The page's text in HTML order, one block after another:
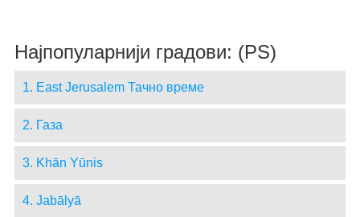
Најпопуларнији градови: (PS)
1. East Jerusalem Тачно време
2. Газа
3. Khān Yūnis
4. Jabālyā